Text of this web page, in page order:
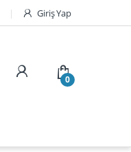
Giriş Yap
0